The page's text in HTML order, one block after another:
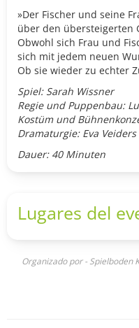
»Der Fischer und seine
über den übersteigerten
Obwohl sich Frau und
sich mit jedem neuen
Ob sie wieder zu echter
Spiel: Sarah Wissner
Regie und Puppenbau:
Kostüm und
Dramaturgie: Eva Veiders
Dauer: 40 Minuten
Lugares del
Organizado por - Spielboden